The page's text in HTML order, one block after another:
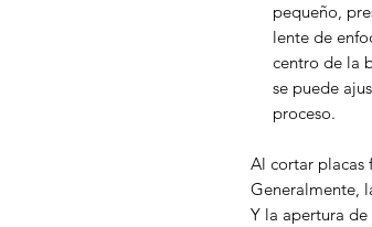
pequeño,
lente de
centro de la
se puede
proceso.
Al cortar placas
Generalmente,
Y la apertura